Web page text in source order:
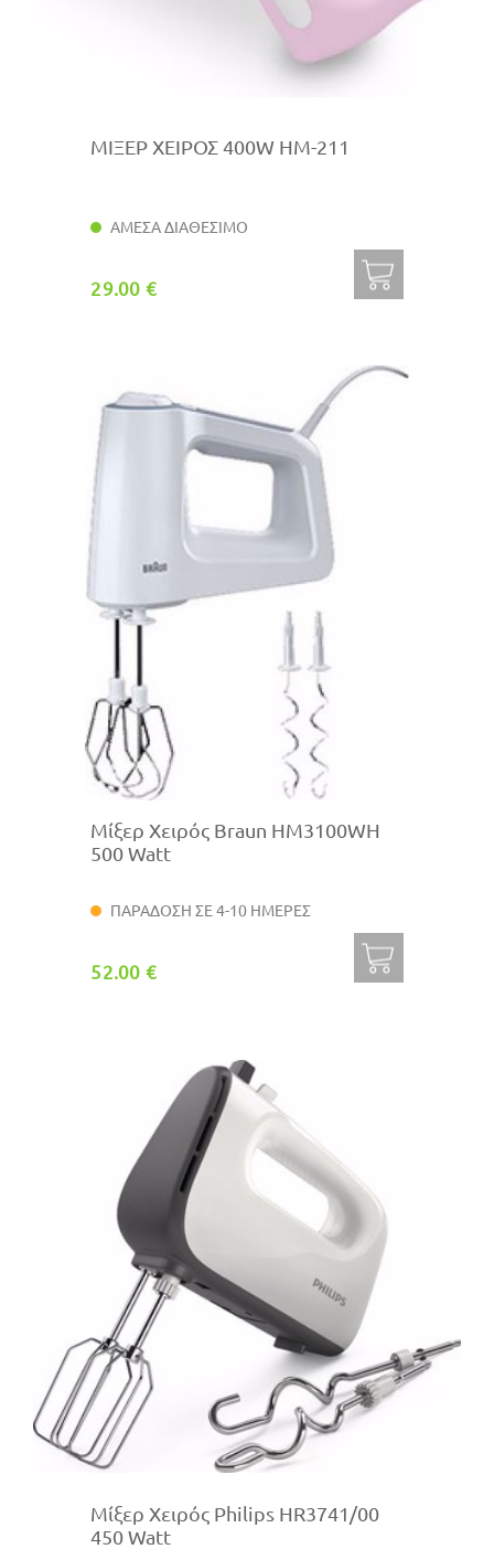
ΜΙΞΕΡ ΧΕΙΡΟΣ 400W HM-211
ΑΜΕΣΑ ΔΙΑΘΕΣΙΜΟ
29.00 €
Μίξερ Χειρός Braun HM3100WH
500 Watt
ΠΑΡΑΔΟΣΗ ΣΕ 4-10 ΗΜΕΡΕΣ
52.00 €
Μίξερ Χειρός Philips HR3741/00
450 Watt